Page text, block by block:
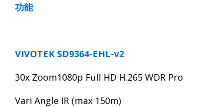
功能
VIVOTEK SD9364-EHL-v2
30x Zoom1080p Full HD H.265 WDR Pro
Vari Angle IR (max 150m)